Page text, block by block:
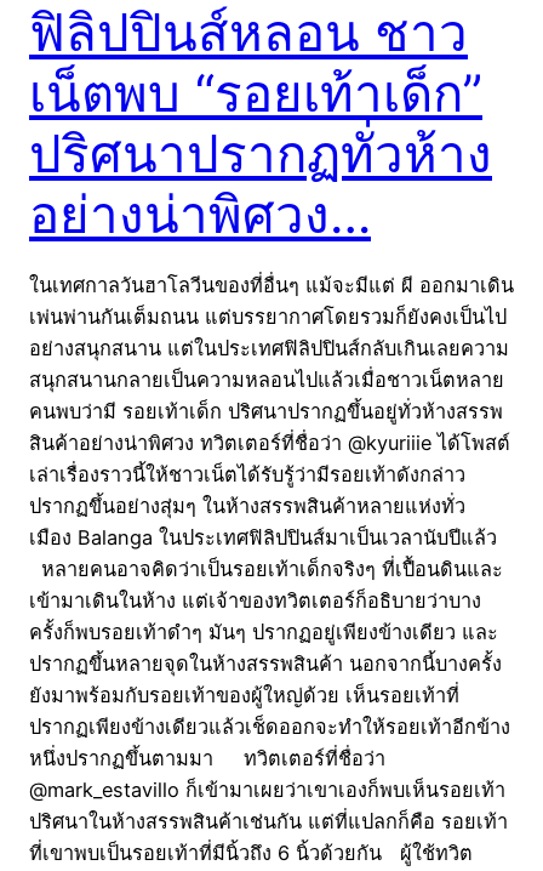
ฟิลิปปินส์หลอน ชาว
เน็ตพบ “รอยเท้าเด็ก”
ปริศนาปรากฏทั่วห้าง
อย่างน่าพิศวง…
ในเทศกาลวันฮาโลวีนของที่อื่นๆ แม้จะมีแต่ ผี ออกมาเดิน
เพ่นพ่านกันเต็มถนน แต่บรรยากาศโดยรวมก็ยังคงเป็นไป
อย่างสนุกสนาน แต่ในประเทศฟิลิปปินส์กลับเกินเลยความ
สนุกสนานกลายเป็นความหลอนไปแล้วเมื่อชาวเน็ตหลาย
คนพบว่ามี รอยเท้าเด็ก ปริศนาปรากฏขึ้นอยู่ทั่วห้างสรรพ
สินค้าอย่างน่าพิศวง ทวิตเตอร์ที่ชื่อว่า @kyuriiie ได้โพสต์
เล่าเรื่องราวนี้ให้ชาวเน็ตได้รับรู้ว่ามีรอยเท้าดังกล่าว
ปรากฏขึ้นอย่างสุ่มๆ ในห้างสรรพสินค้าหลายแห่งทั่ว
เมือง Balanga ในประเทศฟิลิปปินส์มาเป็นเวลานับปีแล้ว
หลายคนอาจคิดว่าเป็นรอยเท้าเด็กจริงๆ ที่เปื้อนดินและ
เข้ามาเดินในห้าง แต่เจ้าของทวิตเตอร์ก็อธิบายว่าบาง
ครั้งก็พบรอยเท้าดำๆ มันๆ ปรากฏอยู่เพียงข้างเดียว และ
ปรากฏขึ้นหลายจุดในห้างสรรพสินค้า นอกจากนี้บางครั้ง
ยังมาพร้อมกับรอยเท้าของผู้ใหญ่ด้วย เห็นรอยเท้าที่
ปรากฏเพียงข้างเดียวแล้วเช็ดออกจะทำให้รอยเท้าอีกข้าง
หนึ่งปรากฏขึ้นตามมา ทวิตเตอร์ที่ชื่อว่า
@mark_estavillo ก็เข้ามาเผยว่าเขาเองก็พบเห็นรอยเท้า
ปริศนาในห้างสรรพสินค้าเช่นกัน แต่ที่แปลกก็คือ รอยเท้า
ที่เขาพบเป็นรอยเท้าที่มีนิ้วถึง 6 นิ้วด้วยกัน ผู้ใช้ทวิต